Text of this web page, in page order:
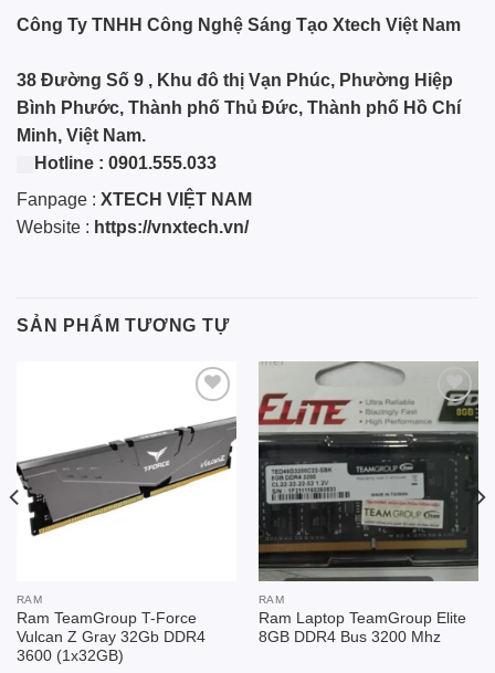
Công Ty TNHH Công Nghệ Sáng Tạo Xtech Việt Nam
38 Đường Số 9 , Khu đô thị Vạn Phúc, Phường Hiệp
Bình Phước, Thành phố Thủ Đức, Thành phố Hồ Chí
Minh, Việt Nam.
Hotline : 0901.555.033
Fanpage : XTECH VIỆT NAM
Website : https://vnxtech.vn/
SẢN PHẨM TƯƠNG TỰ
Add to
wishlist
RAM
Ram TeamGroup T-Force
Vulcan Z Gray 32Gb DDR4
3600 (1x32GB)
Add to
wishlist
RAM
Ram Laptop TeamGroup Elite
8GB DDR4 Bus 3200 Mhz